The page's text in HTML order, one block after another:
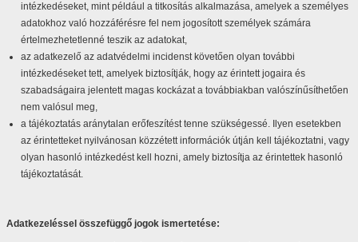
intézkedéseket, mint például a titkosítás alkalmazása, amelyek a személyes
adatokhoz való hozzáférésre fel nem jogosított személyek számára
értelmezhetetlenné teszik az adatokat,
az adatkezelő az adatvédelmi incidenst követően olyan további
intézkedéseket tett, amelyek biztosítják, hogy az érintett jogaira és
szabadságaira jelentett magas kockázat a továbbiakban valószínűsíthetően
nem valósul meg,
a tájékoztatás aránytalan erőfeszítést tenne szükségessé. Ilyen esetekben
az érintetteket nyilvánosan közzétett információk útján kell tájékoztatni, vagy
olyan hasonló intézkedést kell hozni, amely biztosítja az érintettek hasonló
tájékoztatását.
Adatkezeléssel összefüggő jogok ismertetése: